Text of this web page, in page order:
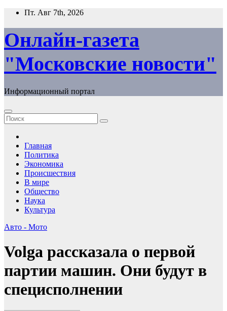
Перейти
содержимому
Пт. Авг 7th, 2026
Онлайн-газета
"Московские новости"
Информационный портал
Главная
Политика
Экономика
Происшествия
В мире
Общество
Наука
Культура
Авто - Мото
Volga рассказала о первой
партии машин. Они будут в
специсполнении